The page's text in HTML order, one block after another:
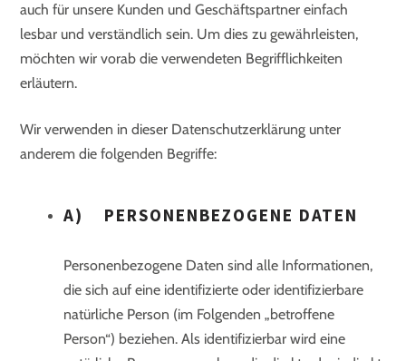
auch für unsere Kunden und Geschäftspartner einfach
lesbar und verständlich sein. Um dies zu gewährleisten,
möchten wir vorab die verwendeten Begrifflichkeiten
erläutern.
Wir verwenden in dieser Datenschutzerklärung unter
anderem die folgenden Begriffe:
A) PERSONENBEZOGENE DATEN
Personenbezogene Daten sind alle Informationen,
die sich auf eine identifizierte oder identifizierbare
natürliche Person (im Folgenden „betroffene
Person“) beziehen. Als identifizierbar wird eine